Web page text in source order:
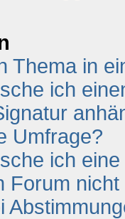
Thema in
ich
Umfrage?
ich
Forum